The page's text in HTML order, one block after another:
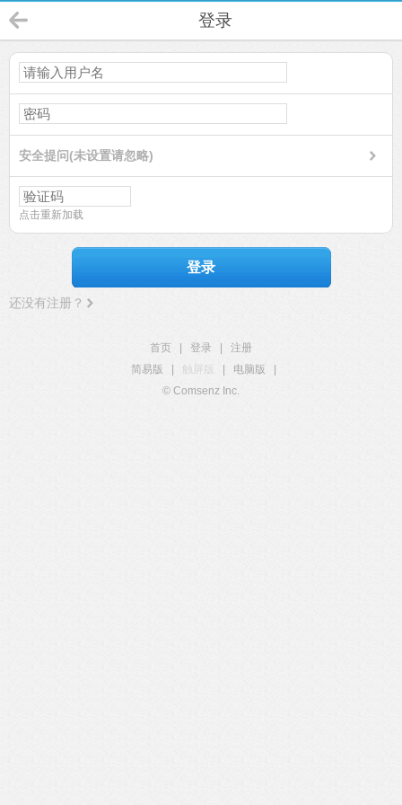
登录
安全提问(未设置请忽略)
点击重新加载
登录
还没有注册？
首页 登录
注册
简易版
触屏版 电脑版
© Comsenz Inc.